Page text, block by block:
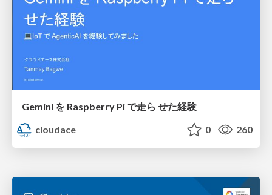
Gemini を Raspberry Pi で走ら せた経験
cloudace
0 260